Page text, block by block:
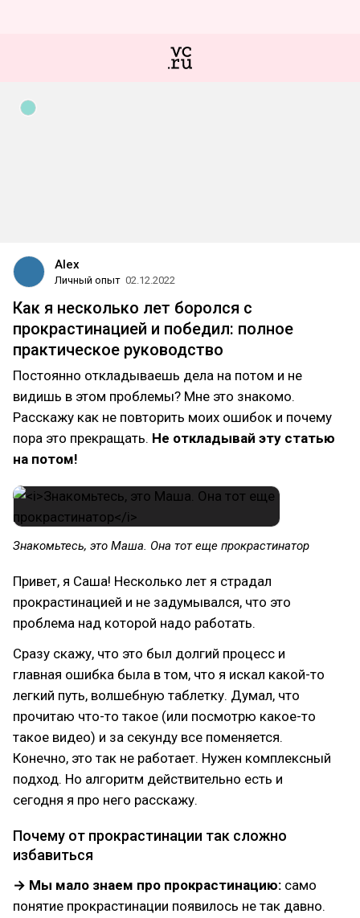
Alex
Личный опыт 02.12.2022
Как я несколько лет боролся с
прокрастинацией и победил: полное
практическое руководство
Постоянно откладываешь дела на потом и не
видишь в этом проблемы? Мне это знакомо.
Расскажу как не повторить моих ошибок и почему
пора это прекращать. Не откладывай эту статью
на потом!
Знакомьтесь, это Маша. Она тот еще прокрастинатор
Привет, я Саша! Несколько лет я страдал
прокрастинацией и не задумывался, что это
проблема над которой надо работать.
Сразу скажу, что это был долгий процесс и
главная ошибка была в том, что я искал какой-то
легкий путь, волшебную таблетку. Думал, что
прочитаю что-то такое (или посмотрю какое-то
такое видео) и за секунду все поменяется.
Конечно, это так не работает. Нужен комплексный
подход. Но алгоритм действительно есть и
сегодня я про него расскажу.
Почему от прокрастинации так сложно
избавиться
→ Мы мало знаем про прокрастинацию: само
понятие прокрастинации появилось не так давно.